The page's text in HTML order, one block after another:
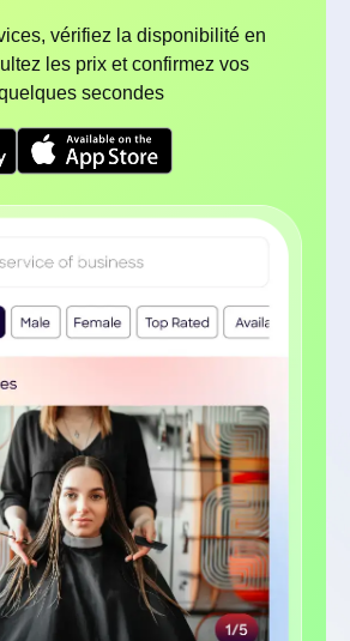
vérifiez la disponibilité en
les prix et confirmez vos
secondes